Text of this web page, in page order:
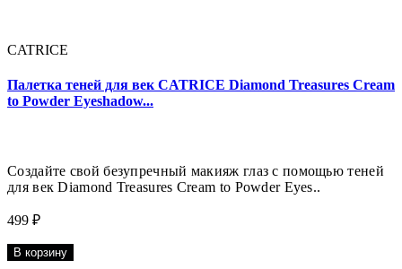
CATRICE
Палетка теней для век CATRICE Diamond Treasures Cream
to Powder Eyeshadow...
Создайте свой безупречный макияж глаз с помощью теней
для век Diamond Treasures Cream to Powder Eyes..
499 ₽
В корзину